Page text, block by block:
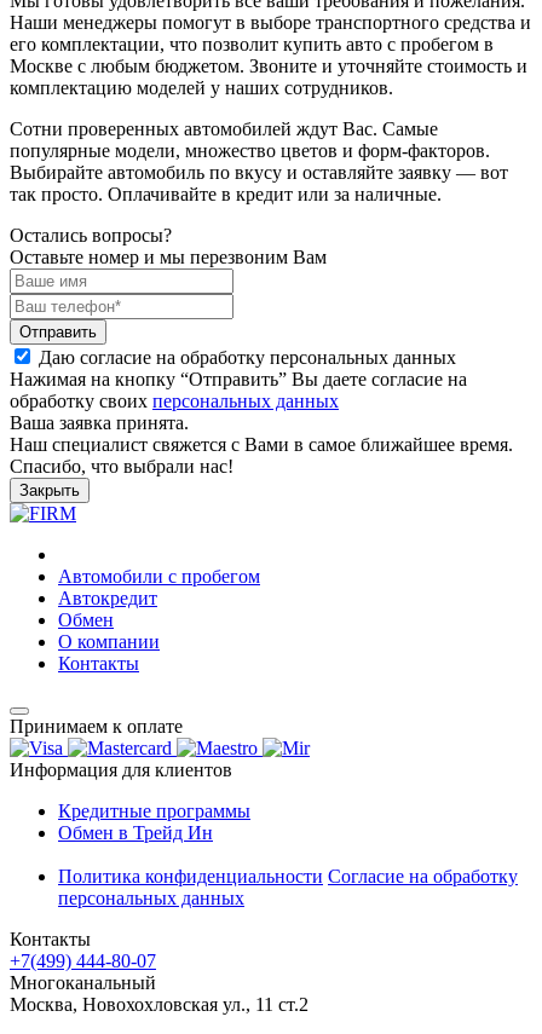
Наши менеджеры помогут в выборе транспортного средства и
его комплектации, что позволит купить авто с пробегом в
Москве с любым бюджетом. Звоните и уточняйте стоимость и
комплектацию моделей у наших сотрудников.
Сотни проверенных автомобилей ждут Вас. Самые
популярные модели, множество цветов и форм-факторов.
Выбирайте автомобиль по вкусу и оставляйте заявку — вот
так просто. Оплачивайте в кредит или за наличные.
Остались вопросы?
Оставьте номер и мы перезвоним Вам
Отправить
Даю согласие на обработку персональных данных
Нажимая на кнопку “Отправить” Вы даете согласие на
обработку своих персональных данных
Ваша заявка принята.
Наш специалист свяжется с Вами в самое ближайшее время.
Спасибо, что выбрали нас!
Закрыть
Автомобили с пробегом
Автокредит
Обмен
О компании
Контакты
Принимаем к оплате
Информация для клиентов
Кредитные программы
Обмен в Трейд Ин
Политика конфиденциальности Согласие на обработку
персональных данных
Контакты
+7(499) 444-80-07
Многоканальный
Москва, Новохохловская ул., 11 ст.2